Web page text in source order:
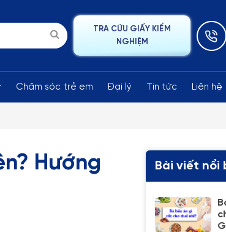
TRA CỨU GIẤY KIỂM
NGHIỆM
Chăm sóc trẻ em Đại lý Tin tức Liên hệ
Hướng
Bài viết nổi